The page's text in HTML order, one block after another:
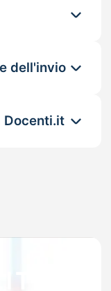
dell'invio
Docenti.it